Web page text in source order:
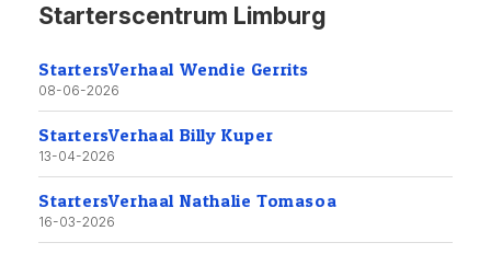
Starterscentrum Limburg
StartersVerhaal Wendie Gerrits
08-06-2026
StartersVerhaal Billy Kuper
13-04-2026
StartersVerhaal Nathalie Tomasoa
16-03-2026